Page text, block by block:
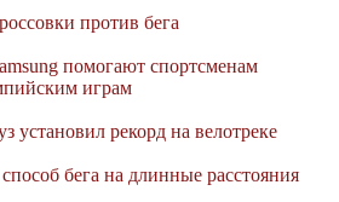
против бега
помогают спортсменам
играм
установил рекорд на велотреке
бега на длинные расстояния